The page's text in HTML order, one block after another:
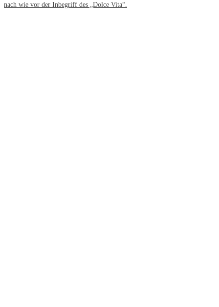
nach wie vor der Inbegriff des „Dolce Vita“.